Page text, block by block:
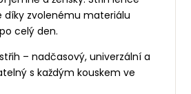
díky zvolenému materiálu
celý den.
– nadčasový, univerzální a
s každým kouskem ve